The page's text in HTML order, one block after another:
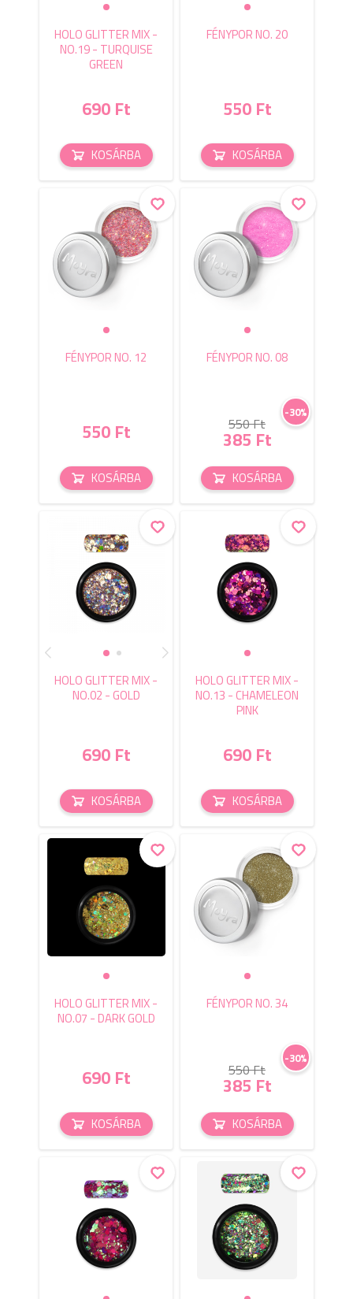
HOLO GLITTER MIX -
NO.19 - TURQUISE
GREEN
690 Ft
KOSÁRBA
FÉNYPOR NO. 20
550 Ft
KOSÁRBA
FÉNYPOR NO. 12
550 Ft
KOSÁRBA
-30%
FÉNYPOR NO. 08
550 Ft
385 Ft
KOSÁRBA
HOLO GLITTER MIX -
NO.02 - GOLD
690 Ft
KOSÁRBA
HOLO GLITTER MIX -
NO.13 - CHAMELEON
PINK
690 Ft
KOSÁRBA
HOLO GLITTER MIX -
NO.07 - DARK GOLD
690 Ft
KOSÁRBA
-30%
FÉNYPOR NO. 34
550 Ft
385 Ft
KOSÁRBA